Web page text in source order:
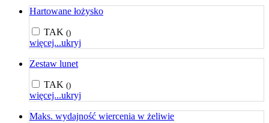
Hartowane łożysko
TAK ()
więcej...ukryj
Zestaw lunet
TAK ()
więcej...ukryj
Maks. wydajność wiercenia w żeliwie